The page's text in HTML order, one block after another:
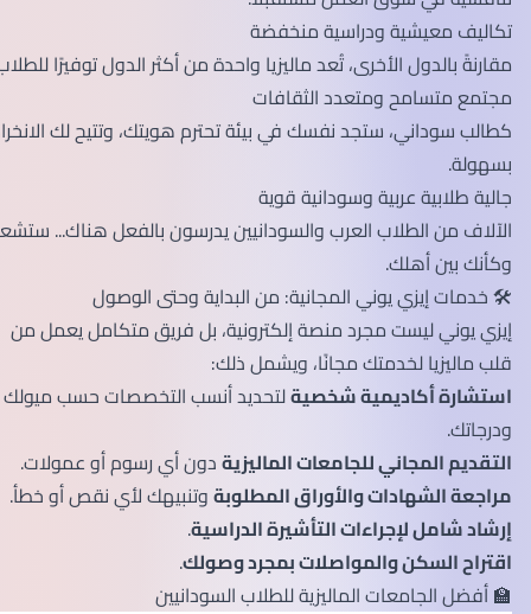
تكاليف معيشية ودراسية منخفضة
مقارنةً بالدول الأخرى، تُعد ماليزيا واحدة من أكثر الدول توفيرًا للطلاب.
مجتمع متسامح ومتعدد الثقافات
كطالب سوداني، ستجد نفسك في بيئة تحترم هويتك، وتتيح لك الانخراط
بسهولة.
جالية طلابية عربية وسودانية قوية
الآلاف من الطلاب العرب والسودانيين يدرسون بالفعل هناك... ستشعر
وكأنك بين أهلك.
🛠️ خدمات إيزي يوني المجانية: من البداية وحتى الوصول
إيزي يوني ليست مجرد منصة إلكترونية، بل فريق متكامل يعمل من
قلب ماليزيا لخدمتك مجانًا، ويشمل ذلك:
استشارة أكاديمية شخصيةلتحديد أنسب التخصصات حسب ميولك
ودرجاتك.
التقديم المجاني للجامعات الماليزيةدون أي رسوم أو عمولات.
مراجعة الشهادات والأوراق المطلوبةوتنبيهك لأي نقص أو خطأ.
إرشاد شامل لإجراءات التأشيرة الدراسية.
اقتراح السكن والمواصلات بمجرد وصولك.
🏫 أفضل الجامعات الماليزية للطلاب السودانيين